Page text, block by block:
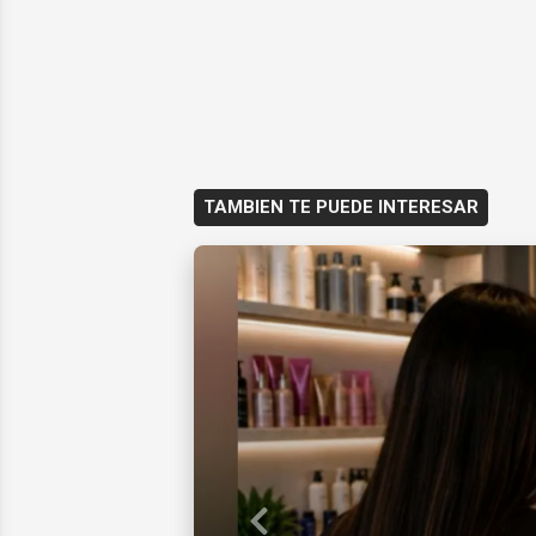
TAMBIEN TE PUEDE INTERESAR
Previous